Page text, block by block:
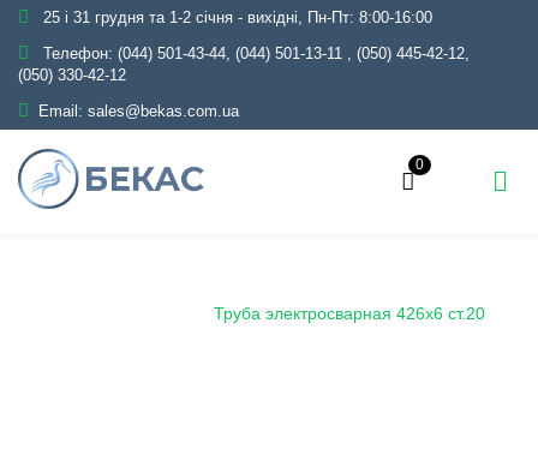
25 і 31 грудня та 1-2 січня - вихідні, Пн-Пт: 8:00-16:00
Телефон: (044) 501-43-44, (044) 501-13-11 , (050) 445-42-12,
(050) 330-42-12
Email: sales@bekas.com.ua
0
Труба электросварная 426х6 ст.20